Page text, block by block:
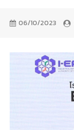
06/10/2023